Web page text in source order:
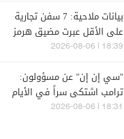
بيانات ملاحية: 7 سفن تجارية
على الأقل عبرت مضيق هرمز
خلال الـ 24 ساعة الماضية
18:39 | 2026-08-06
"سي إن إن" عن مسؤولون:
ترامب اشتكى سراً في الأيام
الأخيرة من أن الكشف عن
18:31 | 2026-08-06